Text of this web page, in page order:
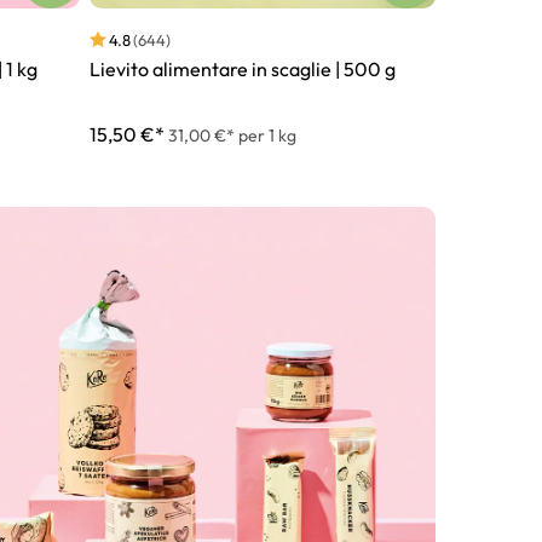
kg
4.8(644)
Lievito alimentare in scaglie | 500 g
15,50 €* 31,00 €* per 1 kg